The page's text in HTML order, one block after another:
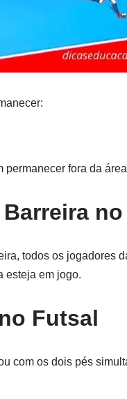
permanecer fora da
todos os jogadores
esteja em jogo.
Futsal
com os dois pés